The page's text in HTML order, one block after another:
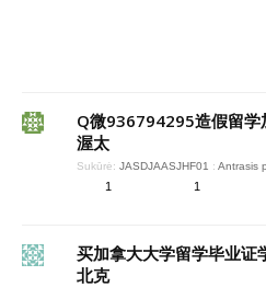
Q微936794295造假留学
渥太
Sukūrė: JASDJAASJHF01 : Antrasis
1 1
买加拿大大学留学毕业
北克